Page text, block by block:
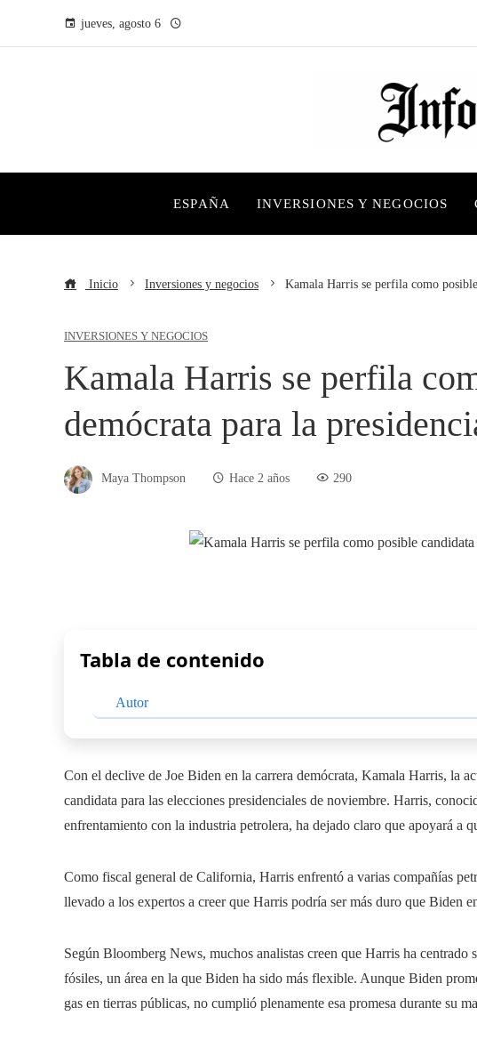
jueves, agosto 6
ESPAÑA INVERSIONES Y NEGOCIOS
Inicio Inversiones y negocios Kamala Harris se perfila como
INVERSIONES Y NEGOCIOS
Kamala Harris se perfila
demócrata para la
Maya Thompson Hace 2 años 290
Tabla de contenido
Autor
Con el declive de Joe Biden en la carrera demócrata, Kamala Harris, la
candidata para las elecciones presidenciales de noviembre. Harris,
enfrentamiento con la industria petrolera, ha dejado claro que apoyará a
Como fiscal general de California, Harris enfrentó a varias compañías
llevado a los expertos a creer que Harris podría ser más duro que Biden
Según Bloomberg News, muchos analistas creen que Harris ha centrado
fósiles, un área en la que Biden ha sido más flexible. Aunque Biden
gas en tierras públicas, no cumplió plenamente esa promesa durante su